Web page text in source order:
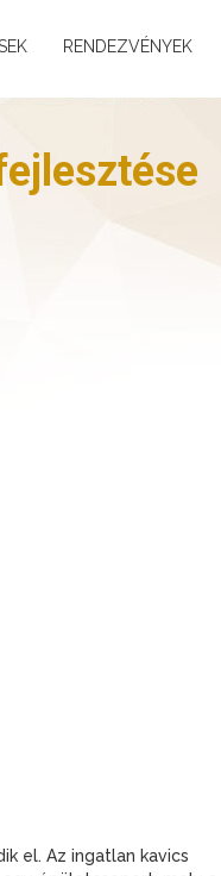
RENDEZVÉNYEK
el. Az ingatlan kavics